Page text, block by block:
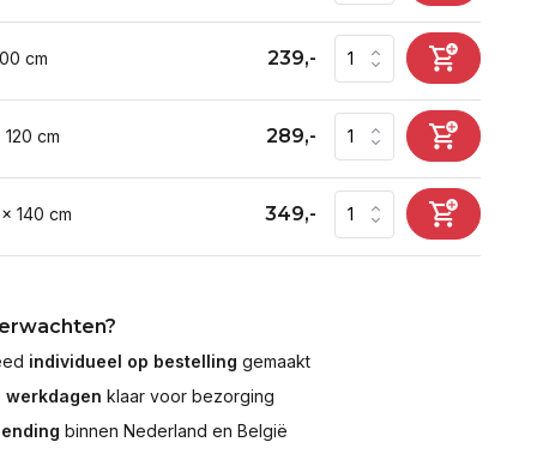
cm 239,-
cm 289,-
140 cm 349,-
individueel op bestelling gemaakt
werkdagen klaar voor bezorging
binnen Nederland en België